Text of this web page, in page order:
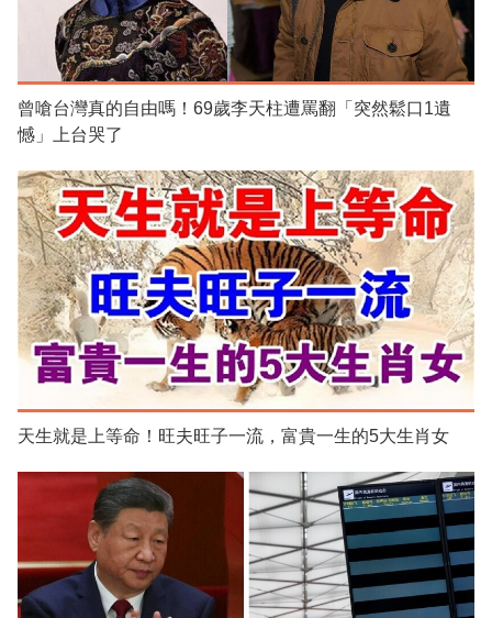
曾嗆台灣真的自由嗎！69歲李天柱遭罵翻「突然鬆口1遺
憾」上台哭了
天生就是上等命！旺夫旺子一流，富貴一生的5大生肖女